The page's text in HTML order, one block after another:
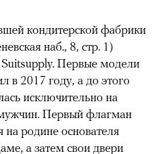
кондитерской фабрики
наб., 8, стр. 1)
Suitsupply. Первые модели
в 2017 году, а до этого
исключительно на
Первый флагман
на родине основателя
а затем свои двери